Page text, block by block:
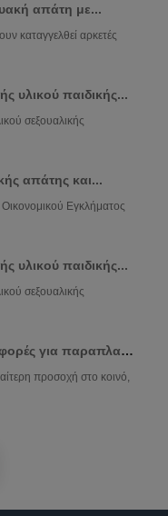
απάτη με...
καταγγελθεί αρκετές
υλικού παιδικής...
σεξουαλικής
απάτης και...
Εγκλήματος
υλικού παιδικής...
σεξουαλικής
Προσοχή! Νέες αναφορές για παραπλανητικά...
προσοχή στο κοινό,